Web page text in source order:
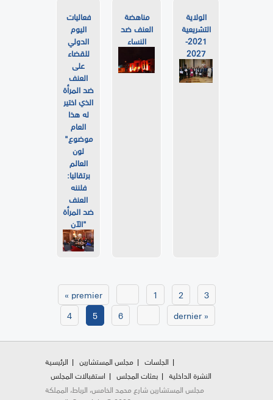
فعاليات
اليوم
الدولي
للقضاء
على
العنف
ضد المرأة
الذي اختير
له هذا
العام
موضوع"
لون
العالم
برتقاليا:
فلننه
العنف
ضد المرأة
الآن"
مناهضة
العنف ضد
النساء
الولاية
التشريعية
2021-
2027
Pages
« premier 1 2
3
4
5 6 dernier »
الرئيسية مجلس المستشارين
الجلسات
استقبالات المجلس
بعثات المجلس
النشرة الداخلية
مجلس المستشارين شارع محمد الخامس، الرباط، المملكة